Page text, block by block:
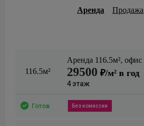
Аренда
Продажа
116.5м²
Аренда 116.5м², офис
29500 ₽/м² в год
4этаж
Готов Без комиссии